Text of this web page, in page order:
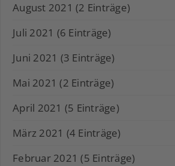
August 2021 (2 Einträge)
Juli 2021 (6 Einträge)
Juni 2021 (3 Einträge)
Mai 2021 (2 Einträge)
April 2021 (5 Einträge)
März 2021 (4 Einträge)
Februar 2021 (5 Einträge)